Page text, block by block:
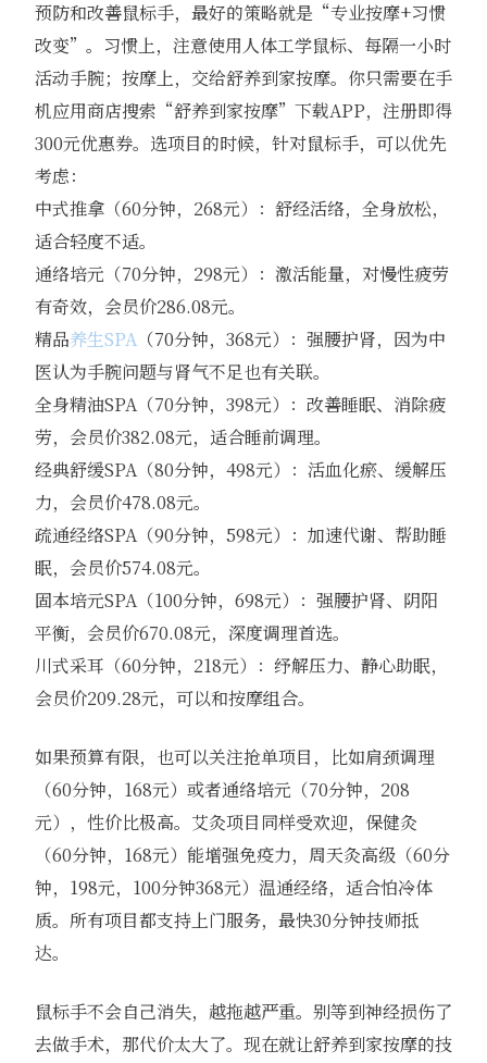
预防和改善鼠标手，最好的策略就是“专业按摩+习惯
改变”。习惯上，注意使用人体工学鼠标、每隔一小时
活动手腕；按摩上，交给舒养到家按摩。你只需要在手
机应用商店搜索“舒养到家按摩”下载APP，注册即得
300元优惠券。选项目的时候，针对鼠标手，可以优先
考虑：
中式推拿（60分钟，268元）：舒经活络，全身放松，
适合轻度不适。
通络培元（70分钟，298元）：激活能量，对慢性疲劳
有奇效，会员价286.08元。
精品养生SPA（70分钟，368元）：强腰护肾，因为中
医认为手腕问题与肾气不足也有关联。
全身精油SPA（70分钟，398元）：改善睡眠、消除疲
劳，会员价382.08元，适合睡前调理。
经典舒缓SPA（80分钟，498元）：活血化瘀、缓解压
力，会员价478.08元。
疏通经络SPA（90分钟，598元）：加速代谢、帮助睡
眠，会员价574.08元。
固本培元SPA（100分钟，698元）：强腰护肾、阴阳
平衡，会员价670.08元，深度调理首选。
川式采耳（60分钟，218元）：纾解压力、静心助眠，
会员价209.28元，可以和按摩组合。
如果预算有限，也可以关注抢单项目，比如肩颈调理
（60分钟，168元）或者通络培元（70分钟，208
元），性价比极高。艾灸项目同样受欢迎，保健灸
（60分钟，168元）能增强免疫力，周天灸高级（60分
钟，198元，100分钟368元）温通经络，适合怕冷体
质。所有项目都支持上门服务，最快30分钟技师抵
达。
鼠标手不会自己消失，越拖越严重。别等到神经损伤了
去做手术，那代价太大了。现在就让舒养到家按摩的技